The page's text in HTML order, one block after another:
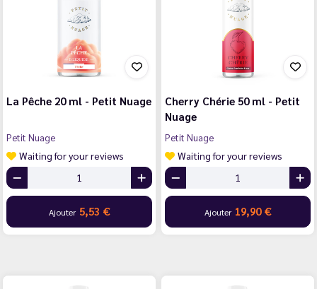
La Pêche 20 ml - Petit Nuage
Petit Nuage
Waiting for your reviews
Ajouter 5,53 €
Cherry Chérie 50 ml - Petit
Nuage
Petit Nuage
Waiting for your reviews
Ajouter 19,90 €